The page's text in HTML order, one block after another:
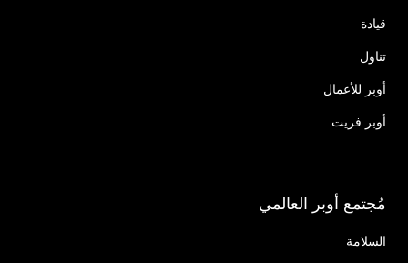
قيادة
تناول
أوبر للأعمال
أوبر فريت
مُجتمع أوبر العالمي
السلامة